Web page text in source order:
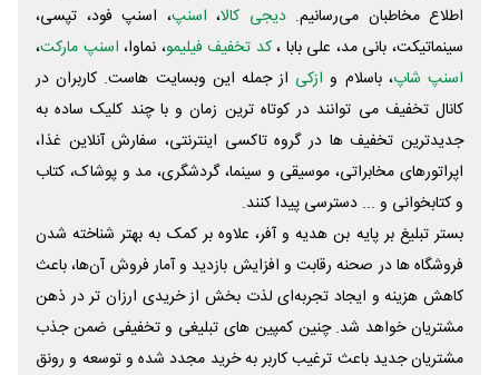
اطلاع مخاطبان می‌رسانیم. دیجی کالا، اسنپ، اسنپ فود، تپسی،
سینماتیکت، بانی مد، علی‌ بابا ،کد تخفیف فیلیمو، نماوا، اسنپ مارکت،
اسنپ شاپ، باسلام و ازکی از جمله این وبسایت ‌هاست. کاربران در
کانال تخفیف می توانند در کوتاه ترین زمان و با چند کلیک ساده به
جدیدترین تخفیف ها در گروه تاکسی اینترنتی، سفارش آنلاین غذا،
اپراتورهای مخابراتی، موسیقی و سینما، گردشگری، مد و پوشاک، کتاب
و کتابخوانی و ... دسترسی پیدا کنند.
بستر تبلیغ بر پایه بن هدیه و آفر، علاوه بر کمک به بهتر شناخته شدن
فروشگاه ها در صحنه رقابت و افزایش بازدید و آمار فروش آن‌ها، باعث
کاهش هزینه و ایجاد تجربه‌ای لذت بخش از خریدی ارزان تر در ذهن
مشتریان خواهد شد. چنین کمپین های تبلیغی و تخفیفی ضمن جذب
مشتریان جدید باعث ترغیب کاربر به خرید مجدد شده و توسعه و رونق